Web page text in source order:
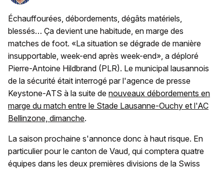
Échauffourées, débordements, dégâts matériels,
blessés… Ça devient une habitude, en marge des
matches de foot. «La situation se dégrade de manière
insupportable, week-end après week-end», a déploré
Pierre-Antoine Hildbrand (PLR). Le municipal lausannois
de la sécurité était interrogé par l'agence de presse
Keystone-ATS à la suite de nouveaux débordements en
marge du match entre le Stade Lausanne-Ouchy et l'AC
Bellinzone, dimanche.
La saison prochaine s'annonce donc à haut risque. En
particulier pour le canton de Vaud, qui comptera quatre
équipes dans les deux premières divisions de la Swiss